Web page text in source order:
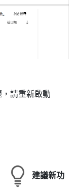
請重新啟動
建議新功